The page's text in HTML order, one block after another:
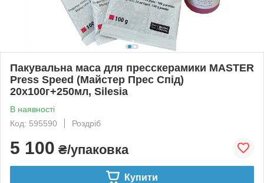
Пакувальна маса для пресскерамики MASTER
Press Speed (Майстер Прес Спід)
20х100г+250мл, Silesia
В наявності
Код: 595590
Роздріб
5 100 ₴/упаковка
Купити